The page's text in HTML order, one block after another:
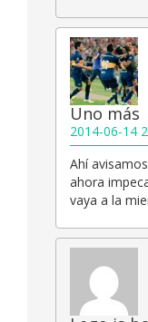
Uno más
2014-06-14
Ahí
ahora
vaya a la